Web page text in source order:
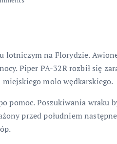
lotniczym na Florydzie.
Piper PA-32R rozbił się
molo wędkarskiego.
pomoc. Poszukiwania wraku
przed południem